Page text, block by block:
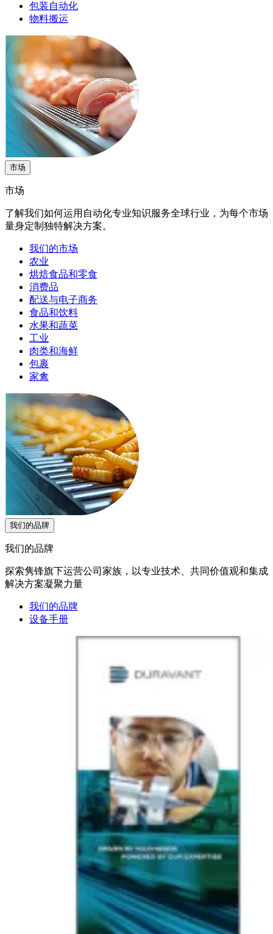
包装自动化
物料搬运
市场
市场
了解我们如何运用自动化专业知识服务全球行业，为每个市场
量身定制独特解决方案。
我们的市场
农业
烘焙食品和零食
消费品
配送与电子商务
食品和饮料
水果和蔬菜
工业
肉类和海鲜
包裹
家禽
我们的品牌
我们的品牌
探索隽锋旗下运营公司家族，以专业技术、共同价值观和集成
解决方案凝聚力量
我们的品牌
设备手册